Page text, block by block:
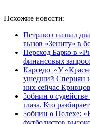
Похожие новости:
Петраков назвал
вызов «Зениту» в
Переход Барко в
финансовых
Карседо: «У
ушедший Сперцян
них сейчас
Зобнин о
глаза. Кто
Зобнин о Полехе:
футболистов